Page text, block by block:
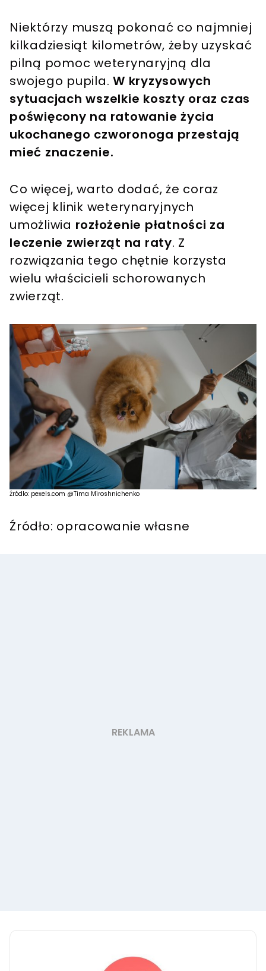
Niektórzy muszą pokonać co najmniej
kilkadziesiąt kilometrów, żeby uzyskać
pilną pomoc weterynaryjną dla
swojego pupila. W kryzysowych
sytuacjach wszelkie koszty oraz czas
poświęcony na ratowanie życia
ukochanego czworonoga przestają
mieć znaczenie.
Co więcej, warto dodać, że coraz
więcej klinik weterynaryjnych
umożliwia rozłożenie płatności za
leczenie zwierząt na raty. Z
rozwiązania tego chętnie korzysta
wielu właścicieli schorowanych
zwierząt.
Źródlo: pexels.com @Tima Miroshnichenko
Źródło: opracowanie własne